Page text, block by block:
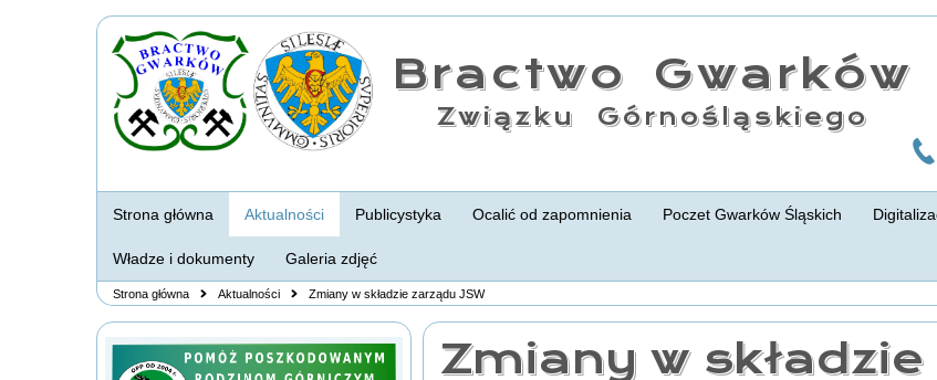
Bractwo Gwarków
Związku Górnośląskiego
Strona główna Aktualności Publicystyka Ocalić od zapomnienia Poczet Gwarków Śląskich
Władze i dokumenty Galeria zdjęć
Strona główna Aktualności Zmiany w składzie zarządu JSW
Zmiany w składzie